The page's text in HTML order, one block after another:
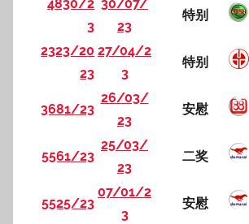
4830/2
3
30/07/
23
特别
2323/20
23
27/04/2
3
特别
3681/23
26/03/
23
安慰
5561/23
25/03/
23
二奖
5525/23
07/01/2
3
安慰